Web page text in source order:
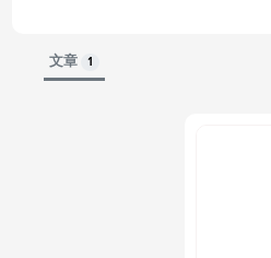
文章 1